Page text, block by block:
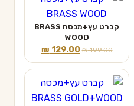
קברט עץ+מכסה BRASS
WOOD
₪199.00
המחיר
המקורי
₪ 199.00.
₪ 129.00
המחיר
הנוכחי
הוא: